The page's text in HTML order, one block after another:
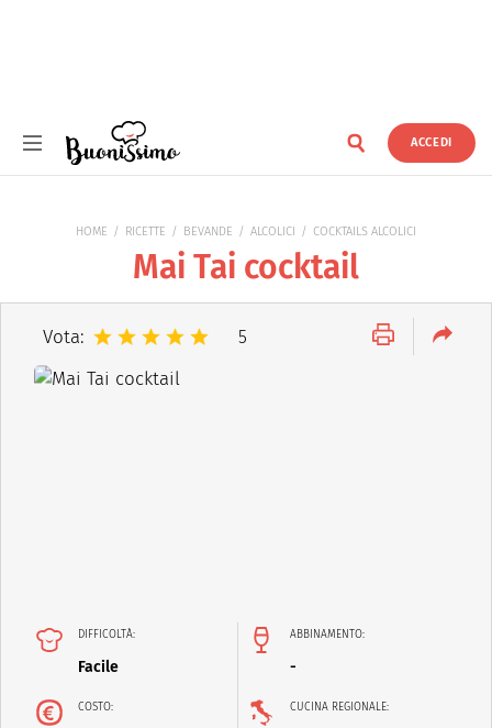
ACCEDI
HOME RICETTE BEVANDE ALCOLICI COCKTAILS ALCOLICI
Mai Tai cocktail
Vota: 5
DIFFICOLTÀ:
Facile
ABBINAMENTO:
-
COSTO: CUCINA REGIONALE: